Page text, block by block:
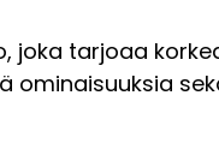
joka tarjoaa
ominaisuuksia